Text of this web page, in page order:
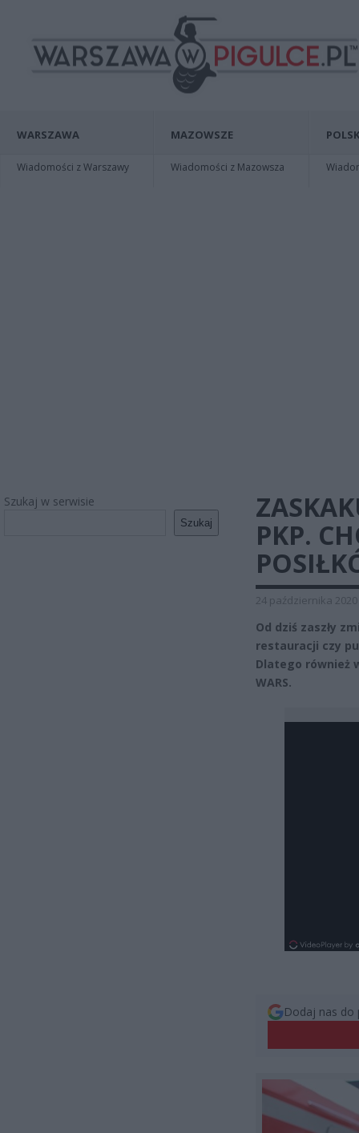
WARSZAWA
Wiadomości z Warszawy
MAZOWSZE
Wiadomości z Mazowsza
Szukaj w serwisie
Szukaj
PKP.
24 października 2020
Od dziś zaszły
restauracji czy
Dlatego również
WARS.
Dodaj nas do